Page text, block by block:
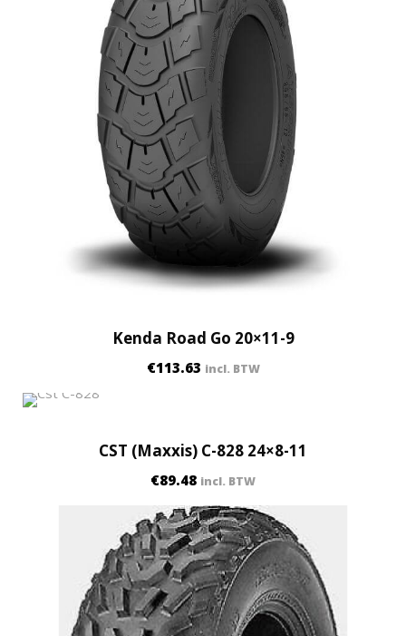
Kenda Road Go 20×11-9
€113.63 incl. BTW
CST (Maxxis) C-828 24×8-11
€89.48 incl. BTW